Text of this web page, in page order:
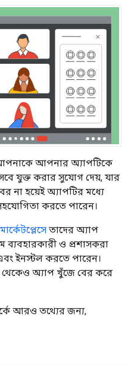
আপনার অ্যাপটিকে
যুক্ত করার সুযোগ দেয়, যার
না হয়েই অ্যাপটির মধ্যে
করতে পারেন।
তাদের অ্যাপ
ব্যবহারকারী ও প্রশাসকরা
ইনস্টল করতে পারেন।
থেকেও অ্যাপ খুঁজে বের করে
আরও তথ্যের জন্য,